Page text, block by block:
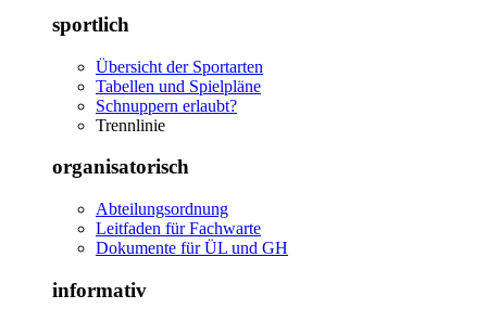
sportlich
Übersicht der Sportarten
Tabellen und Spielpläne
Schnuppern erlaubt?
Trennlinie
organisatorisch
Abteilungsordnung
Leitfaden für Fachwarte
Dokumente für ÜL und GH
informativ